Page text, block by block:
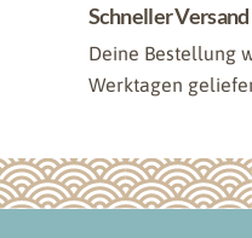
Schneller Versand
Deine Bestellung
Werktagen